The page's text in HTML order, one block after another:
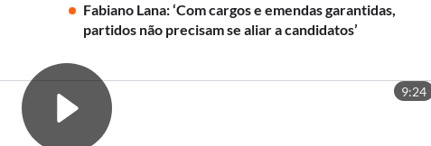
Fabiano Lana: ‘Com cargos e emendas garantidas,
partidos não precisam se aliar a candidatos’
9:24